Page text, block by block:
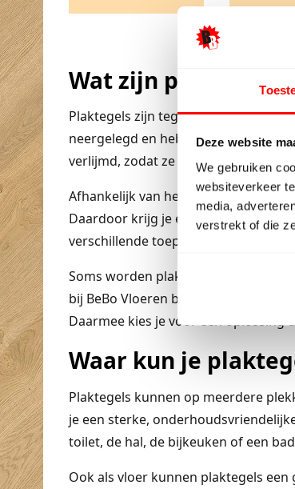
Deze website
We gebruiken
websiteverkeer
media,
verstrekt of die
Wat zijn plaktegels?
Plaktegels zijn tegels die met lijm op
neergelegd en hebben ook geen
verlijmd, zodat ze goed blijven
Afhankelijk van het type tegel
Daardoor krijg je een nette, sterke
verschillende toepassingen in huis,
Soms worden plaktegels verward
bij BeBo Vloeren bedoelen. Onze
Daarmee kies je voor een
Waar kun je
Plaktegels kunnen op meerdere
je een sterke,
toilet, de hal, de bijkeuken of een
Ook als vloer kunnen plaktegels